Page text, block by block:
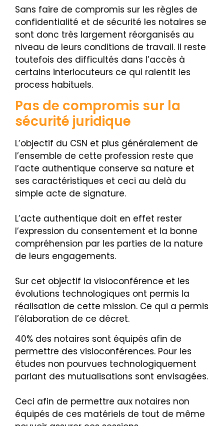
Sans faire de compromis sur les règles de
confidentialité et de sécurité les notaires se
sont donc très largement réorganisés au
niveau de leurs conditions de travail. Il reste
toutefois des difficultés dans l’accès à
certains interlocuteurs ce qui ralentit les
process habituels.
Pas de compromis sur la
sécurité juridique
L’objectif du CSN et plus généralement de
l’ensemble de cette profession reste que
l’acte authentique conserve sa nature et
ses caractéristiques et ceci au delà du
simple acte de signature.
L’acte authentique doit en effet rester
l’expression du consentement et la bonne
compréhension par les parties de la nature
de leurs engagements.
Sur cet objectif la visioconférence et les
évolutions technologiques ont permis la
réalisation de cette mission. Ce qui a permis
l’élaboration de ce décret.
40% des notaires sont équipés afin de
permettre des visioconférences. Pour les
études non pourvues technologiquement
parlant des mutualisations sont envisagées.
Ceci afin de permettre aux notaires non
équipés de ces matériels de tout de même